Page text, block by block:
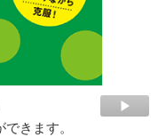
きます。